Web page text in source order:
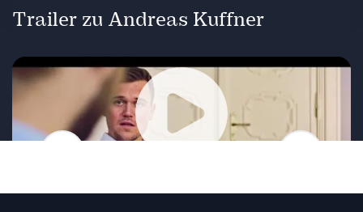
Zurück
Trailer zu Andreas Kuffner